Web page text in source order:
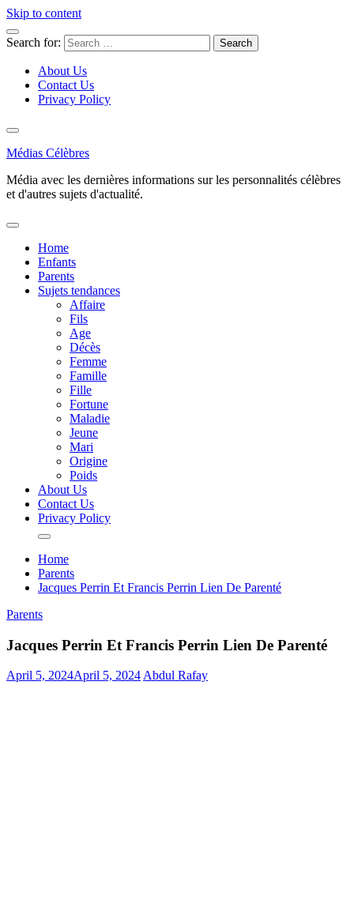
Skip to content
Search for:
About Us
Contact Us
Privacy Policy
Médias Célèbres
Média avec les dernières informations sur les personnalités célèbres
et d'autres sujets d'actualité.
Home
Enfants
Parents
Sujets tendances
Affaire
Fils
Age
Décès
Femme
Famille
Fille
Fortune
Maladie
Jeune
Mari
Origine
Poids
About Us
Contact Us
Privacy Policy
Home
Parents
Jacques Perrin Et Francis Perrin Lien De Parenté
Parents
Jacques Perrin Et Francis Perrin Lien De Parenté
April 5, 2024April 5, 2024Abdul Rafay